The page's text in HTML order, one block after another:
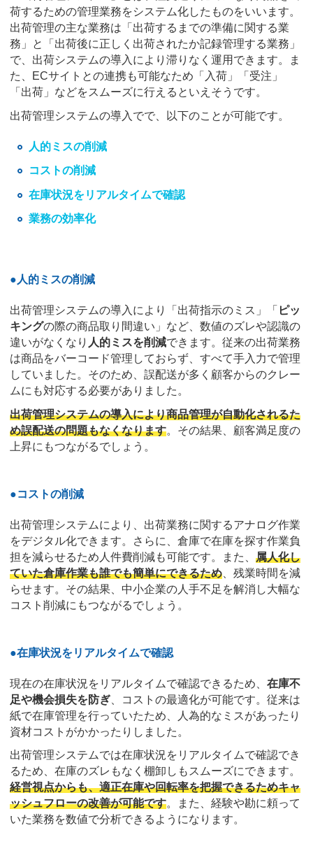
荷するための管理業務をシステム化したものをいいます。
出荷管理の主な業務は「出荷するまでの準備に関する業
務」と「出荷後に正しく出荷されたか記録管理する業務」
で、出荷システムの導入により滞りなく運用できます。ま
た、ECサイトとの連携も可能なため「入荷」「受注」
「出荷」などをスムーズに行えるといえそうです。
出荷管理システムの導入でで、以下のことが可能です。
人的ミスの削減
コストの削減
在庫状況をリアルタイムで確認
業務の効率化
●人的ミスの削減
出荷管理システムの導入により「出荷指示のミス」「 ピッ
キングの際の商品取り間違い」など、数値のズレや認識の
違いがなくなり 人的ミスを削減できます。従来の出荷業務
は商品をバーコード管理しておらず、すべて手入力で管理
していました。そのため、誤配送が多く顧客からのクレー
ムにも対応する必要がありました。
出荷管理システムの導入により商品管理が自動化されるた
め誤配送の問題もなくなります。その結果、顧客満足度の
上昇にもつながるでしょう。
●コストの削減
出荷管理システムにより、出荷業務に関するアナログ作業
をデジタル化できます。さらに、倉庫で在庫を探す作業負
担を減らせるため人件費削減も可能です。また、 属人化し
ていた倉庫作業も誰でも簡単にできるため 、残業時間を減
らせます。その結果、中小企業の人手不足を解消し大幅な
コスト削減にもつながるでしょう。
●在庫状況をリアルタイムで確認
現在の在庫状況をリアルタイムで確認できるため、 在庫不
足や機会損失を防ぎ 、コストの最適化が可能です。従来は
紙で在庫管理を行っていたため、人為的なミスがあったり
資材コストがかかったりしました。
出荷管理システムでは在庫状況をリアルタイムで確認でき
るため、在庫のズレもなく棚卸しもスムーズにできます。
経営視点からも、適正在庫や回転率を把握できるためキャ
ッシュフローの改善が可能です。また、経験や勘に頼って
いた業務を数値で分析できるようになります。